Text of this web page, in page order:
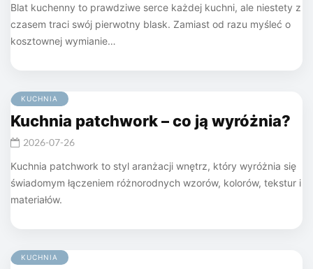
Blat kuchenny to prawdziwe serce każdej kuchni, ale niestety z
czasem traci swój pierwotny blask. Zamiast od razu myśleć o
kosztownej wymianie…
KUCHNIA
Kuchnia patchwork – co ją wyróżnia?
2026-07-26
Kuchnia patchwork to styl aranżacji wnętrz, który wyróżnia się
świadomym łączeniem różnorodnych wzorów, kolorów, tekstur i
materiałów.
KUCHNIA